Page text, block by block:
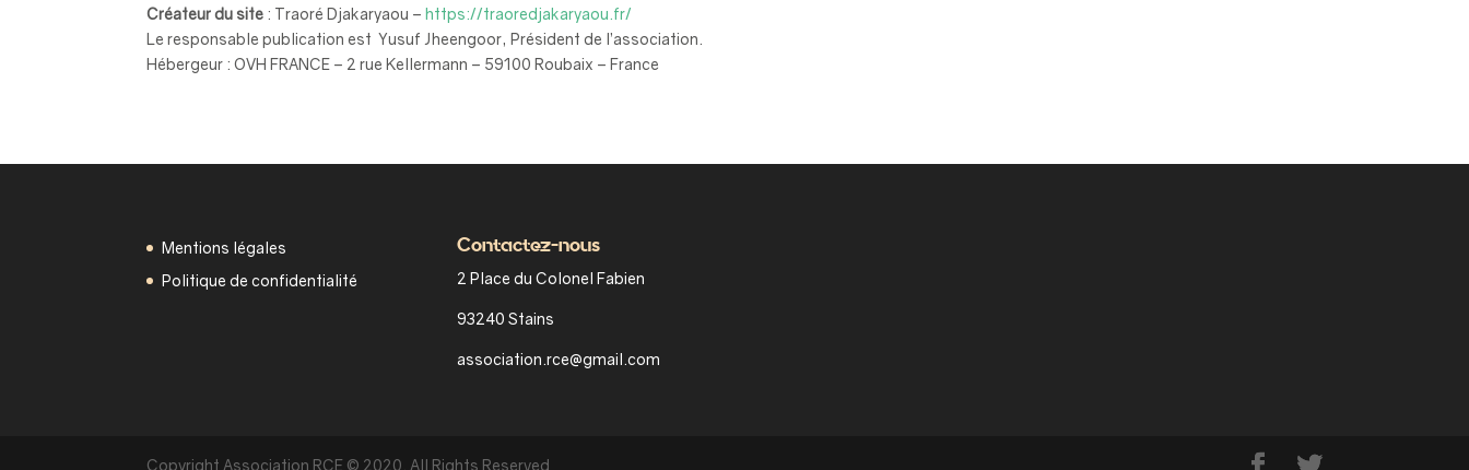
Créateur du site : Traoré Djakaryaou –https://traoredjakaryaou.fr/
Le responsable publication est Yusuf Jheengoor, Président de l’association.
Hébergeur : OVH FRANCE – 2 rue Kellermann – 59100 Roubaix – France
Mentions légales
Politique de confidentialité
Contactez-nous
2 Place du Colonel Fabien
93240 Stains
association.rce@gmail.com
Copyright Association RCE © 2020. All Rights Reserved